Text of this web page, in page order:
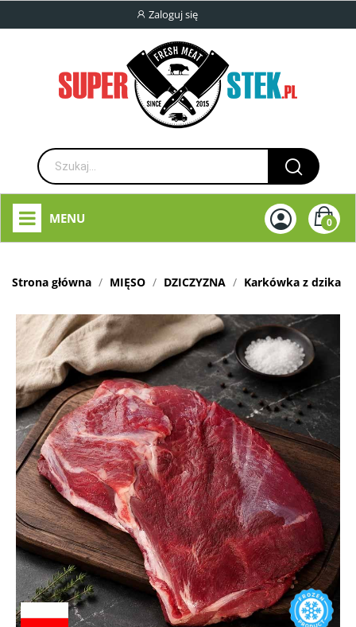
Zaloguj się
0
MENU
Strona główna MIĘSO DZICZYZNA Karkówka z dzika